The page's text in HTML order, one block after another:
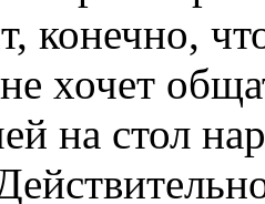
конечно,
хочет
на стол